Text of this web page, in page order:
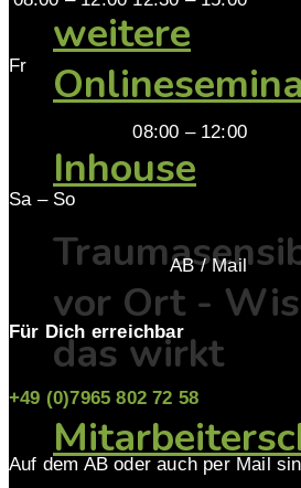
weitere
Inhouse
vor Ort -
das wirkt
Fr
08:00 – 12:00
Sa – So
AB / Mail
Für Dich erreichbar
+49 (0)7965 802 72 58
Auf dem AB oder auch per Mail